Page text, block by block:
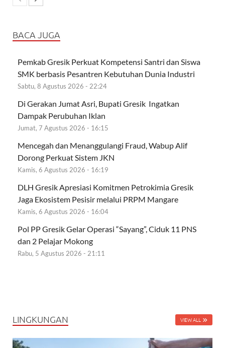
BACA JUGA
Pemkab Gresik Perkuat Kompetensi Santri dan Siswa
SMK berbasis Pesantren Kebutuhan Dunia Industri
Sabtu, 8 Agustus 2026 - 22:24
Di Gerakan Jumat Asri, Bupati Gresik Ingatkan
Dampak Perubuhan Iklan
Jumat, 7 Agustus 2026 - 16:15
Mencegah dan Menanggulangi Fraud, Wabup Alif
Dorong Perkuat Sistem JKN
Kamis, 6 Agustus 2026 - 16:19
DLH Gresik Apresiasi Komitmen Petrokimia Gresik
Jaga Ekosistem Pesisir melalui PRPM Mangare
Kamis, 6 Agustus 2026 - 16:04
Pol PP Gresik Gelar Operasi “Sayang”, Ciduk 11 PNS
dan 2 Pelajar Mokong
Rabu, 5 Agustus 2026 - 21:11
LINGKUNGAN VIEW ALL